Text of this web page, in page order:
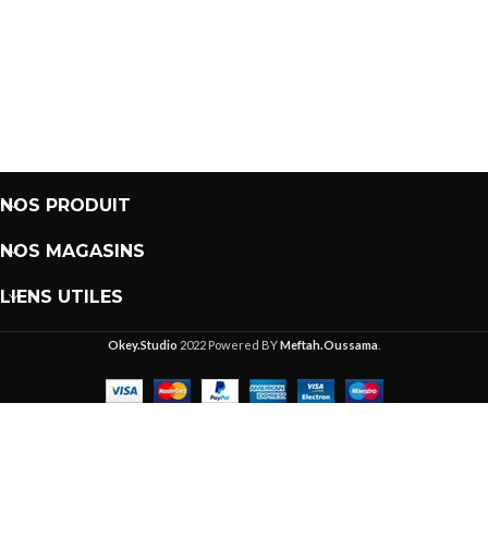
NOS PRODUIT
NOS MAGASINS
LIENS UTILES
Okey.Studio 2022 Powered BYMeftah.Oussama